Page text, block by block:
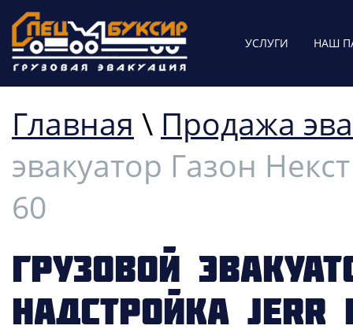
УСЛУГИ НАШ
Главная \ Продажа
эвакуатор Газон
60
Грузовой
Надстройка JERR